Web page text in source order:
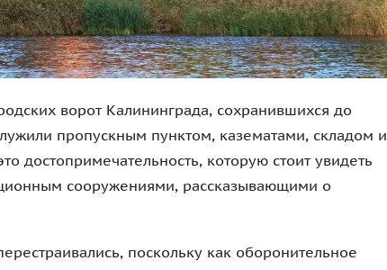
ворот Калининграда, сохранившихся до
пропускным пунктом, казематами, складом и
достопримечательность, которую стоит увидеть
сооружениями, рассказывающими о
поскольку как оборонительное